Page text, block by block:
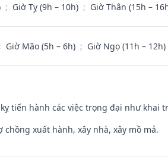
; Giờ Tỵ (9h – 10h) ; Giờ Thân (15h –
; Giờ Mão (5h – 6h) ; Giờ Ngọ (11h – 12h)
tiến hành các việc trọng đại như
chồng xuất hành, xây nhà, xây mồ mả.